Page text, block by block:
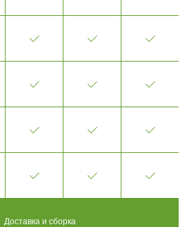
Доставка и сборка